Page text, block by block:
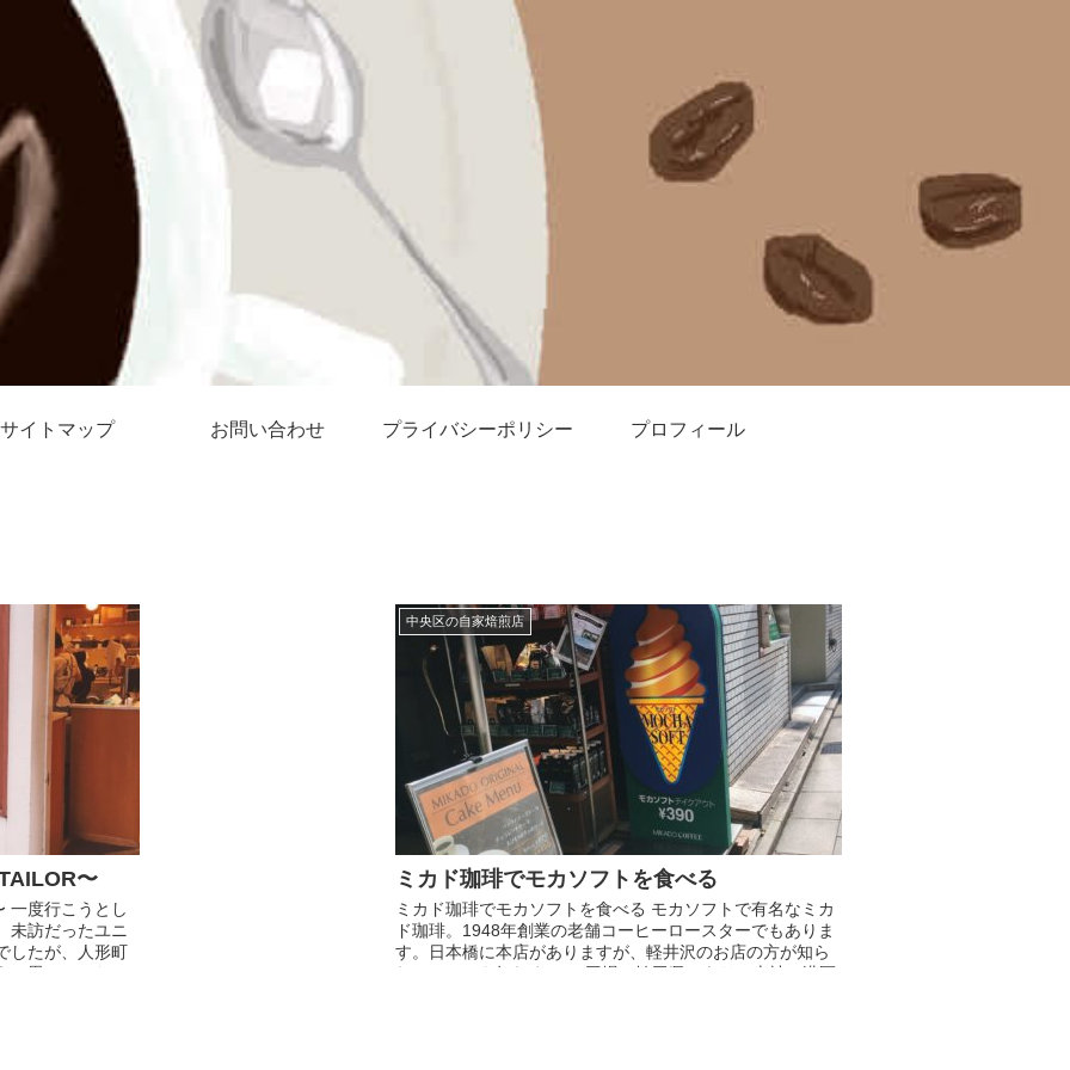
サイトマップ お問い合わせ プライバシーポリシー プロフィール
〜
一度行こうとし
未訪だったユニ
したが、人形町
思っていた
中央区の自家焙煎店
ミカド珈琲でモカソフトを食べる
ミカド珈琲でモカソフトを食べる モカソフトで有名なミカ
ド珈琲。1948年創業の老舗コーヒーロースターでもありま
す。日本橋に本店がありますが、軽井沢のお店の方が知ら
れているかも知れません(工場は埼玉県にあり、本社は港区